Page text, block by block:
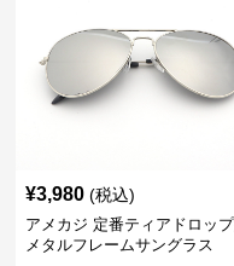
¥3,980 (税込)
アメカジ 定番ティアドロッ
メタルフレームサングラス